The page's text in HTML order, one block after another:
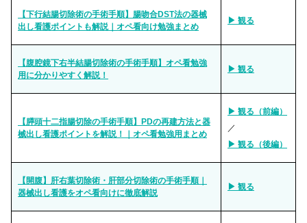
【下行結腸切除術の手術手順】腸吻合DST法の器械
出し看護ポイントも解説｜オペ看向け勉強まとめ
▶ 観る
【腹腔鏡下右半結腸切除術の手術手順】オペ看勉強
用に分かりやすく解説！
▶ 観る
【膵頭十二指腸切除の手術手順】PDの再建方法と器
械出し看護ポイントを解説！｜オペ看勉強用まとめ
▶ 観る（前編）
／
▶ 観る（後編）
【開腹】肝右葉切除術・肝部分切除術の手術手順｜
器械出し看護をオペ看向けに徹底解説
▶ 観る